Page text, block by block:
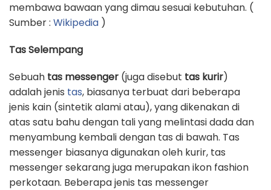
membawa bawaan yang dimau sesuai kebutuhan. (
Sumber : Wikipedia )
Tas Selempang
Sebuah tas messenger (juga disebut tas kurir)
adalah jenis tas, biasanya terbuat dari beberapa
jenis kain (sintetik alami atau), yang dikenakan di
atas satu bahu dengan tali yang melintasi dada dan
menyambung kembali dengan tas di bawah. Tas
messenger biasanya digunakan oleh kurir, tas
messenger sekarang juga merupakan ikon fashion
perkotaan. Beberapa jenis tas messenger